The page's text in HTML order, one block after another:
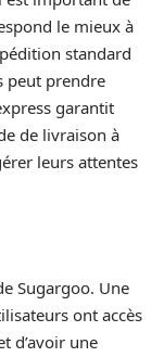
le mieux à
standard
peut prendre
garantit
de livraison à
leurs attentes
Sugargoo. Une
ont accès
d’avoir une